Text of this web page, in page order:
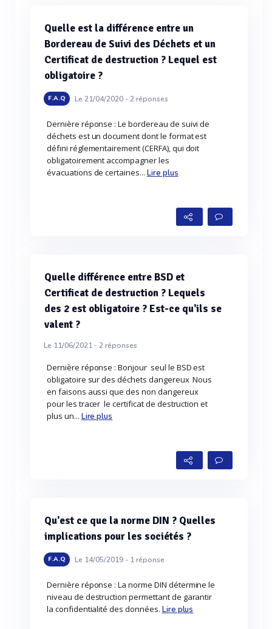
Quelle est la différence entre un
Bordereau de Suivi des Déchets et un
Certificat de destruction ? Lequel est
obligatoire ?
F.A.Q Le 21/04/2020 -2réponses
Dernière réponse : Le bordereau de suivi de
déchets est un document dont le format est
défini réglementairement (CERFA), qui doit
obligatoirement accompagner les
évacuations de certaines... Lire plus
Quelle différence entre BSD et
Certificat de destruction ? Lequels
des 2 est obligatoire ? Est-ce qu'ils se
valent ?
Le 11/06/2021 -2réponses
Dernière réponse : Bonjour seul le BSD est
obligatoire sur des déchets dangereux Nous
en faisons aussi que des non dangereux
pour les tracer le certificat de destruction et
plus un... Lire plus
Qu'est ce que la norme DIN ? Quelles
implications pour les sociétés ?
F.A.Q Le 14/05/2019 - 1réponse
Dernière réponse : La norme DIN détermine le
niveau de destruction permettant de garantir
la confidentialité des données. Lire plus